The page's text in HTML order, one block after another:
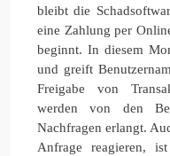
bleibt die
eine Zahlung per
beginnt. In diesem
und greift
Freigabe von
werden von den
Nachfragen erlangt.
Anfrage reagieren,